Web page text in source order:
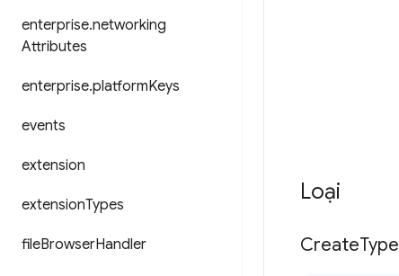
enterprise.networking
Attributes
enterprise.platformKeys
events
extension
extensionTypes
fileBrowserHandler
Loại
CreateType